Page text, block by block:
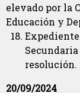
elevado por la
Educación y
Expediente
Secundaria
resolución.
20/09/2024